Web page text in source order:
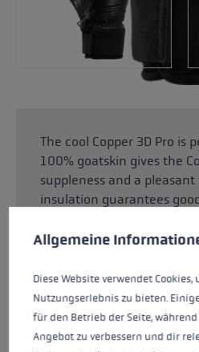
The cool Copper 3D Pro is
100% goatskin gives the
suppleness and a
insulation guarantees
the palm side delivery the
avoiding any cold gap
Cookie preferences
This website uses cookies to give
Allgemeine
Diese Website verwendet
Nutzungserlebnis zu bieten.
für den Betrieb der Seite,
Angebot zu verbessern und dir